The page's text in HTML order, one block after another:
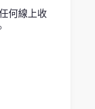
何線上收